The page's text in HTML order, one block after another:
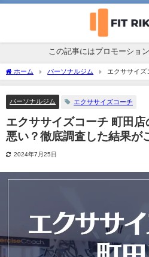
この記事にはプロモーショ
ホーム パーソナルジム
エクササイズ
い？徹底調査した結果がこちら！
パーソナルジム エクササイズコーチ
エクササイズコーチ 町田店
悪い？徹底調査した結果が
2024年7月25日